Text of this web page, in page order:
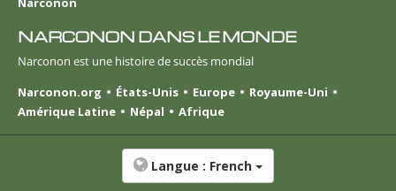
NARCONON DANS LE MONDE
Narconon est une histoire de succès mondial
Narconon.org
États-Unis Europe
Royaume-Uni
Amérique Latine
Népal Afrique
Langue : French